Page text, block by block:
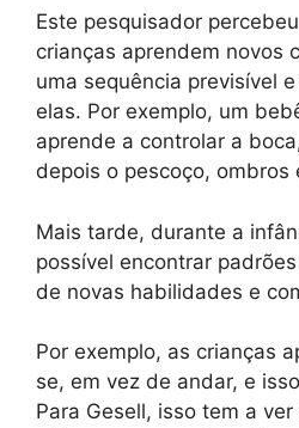
Este pesquisador
crianças aprendem novos
uma sequência previsível
elas. Por exemplo, um
aprende a controlar a
depois o pescoço, ombros
Mais tarde, durante a
possível encontrar
de novas habilidades e
Por exemplo, as crianças
se, em vez de andar, e
Para Gesell, isso tem a